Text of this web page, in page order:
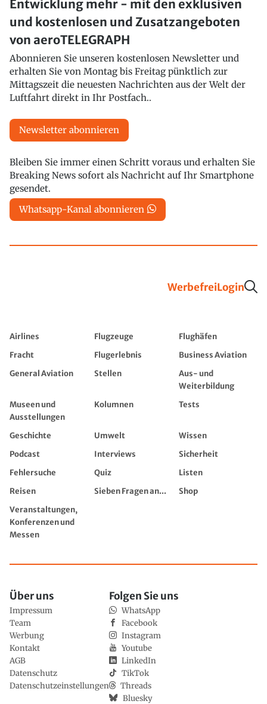
Entwicklung mehr - mit den exklusiven
und kostenlosen und Zusatzangeboten
von aeroTELEGRAPH
Abonnieren Sie unseren kostenlosen Newsletter und
erhalten Sie von Montag bis Freitag pünktlich zur
Mittagszeit die neuesten Nachrichten aus der Welt der
Luftfahrt direkt in Ihr Postfach..
Newsletter abonnieren
Bleiben Sie immer einen Schritt voraus und erhalten Sie
Breaking News sofort als Nachricht auf Ihr Smartphone
gesendet.
Whatsapp-Kanal abonnieren
WerbefreiLogin
Airlines Flugzeuge
Flughäfen
Fracht
Flugerlebnis
Business Aviation
General Aviation
Stellen
Aus- und
Weiterbildung
Museen und
Ausstellungen
Kolumnen Tests
Geschichte Umwelt
Wissen
Podcast
Interviews
Sicherheit
Fehlersuche
Quiz
Listen
Reisen
Sieben Fragen an...
Shop
Veranstaltungen,
Konferenzen und
Messen
Über uns
Impressum
Team
Werbung
Kontakt
AGB
Datenschutz
Datenschutzeinstellungen
Folgen Sie uns
WhatsApp
Facebook
Instagram
Youtube
LinkedIn
TikTok
Threads
Bluesky